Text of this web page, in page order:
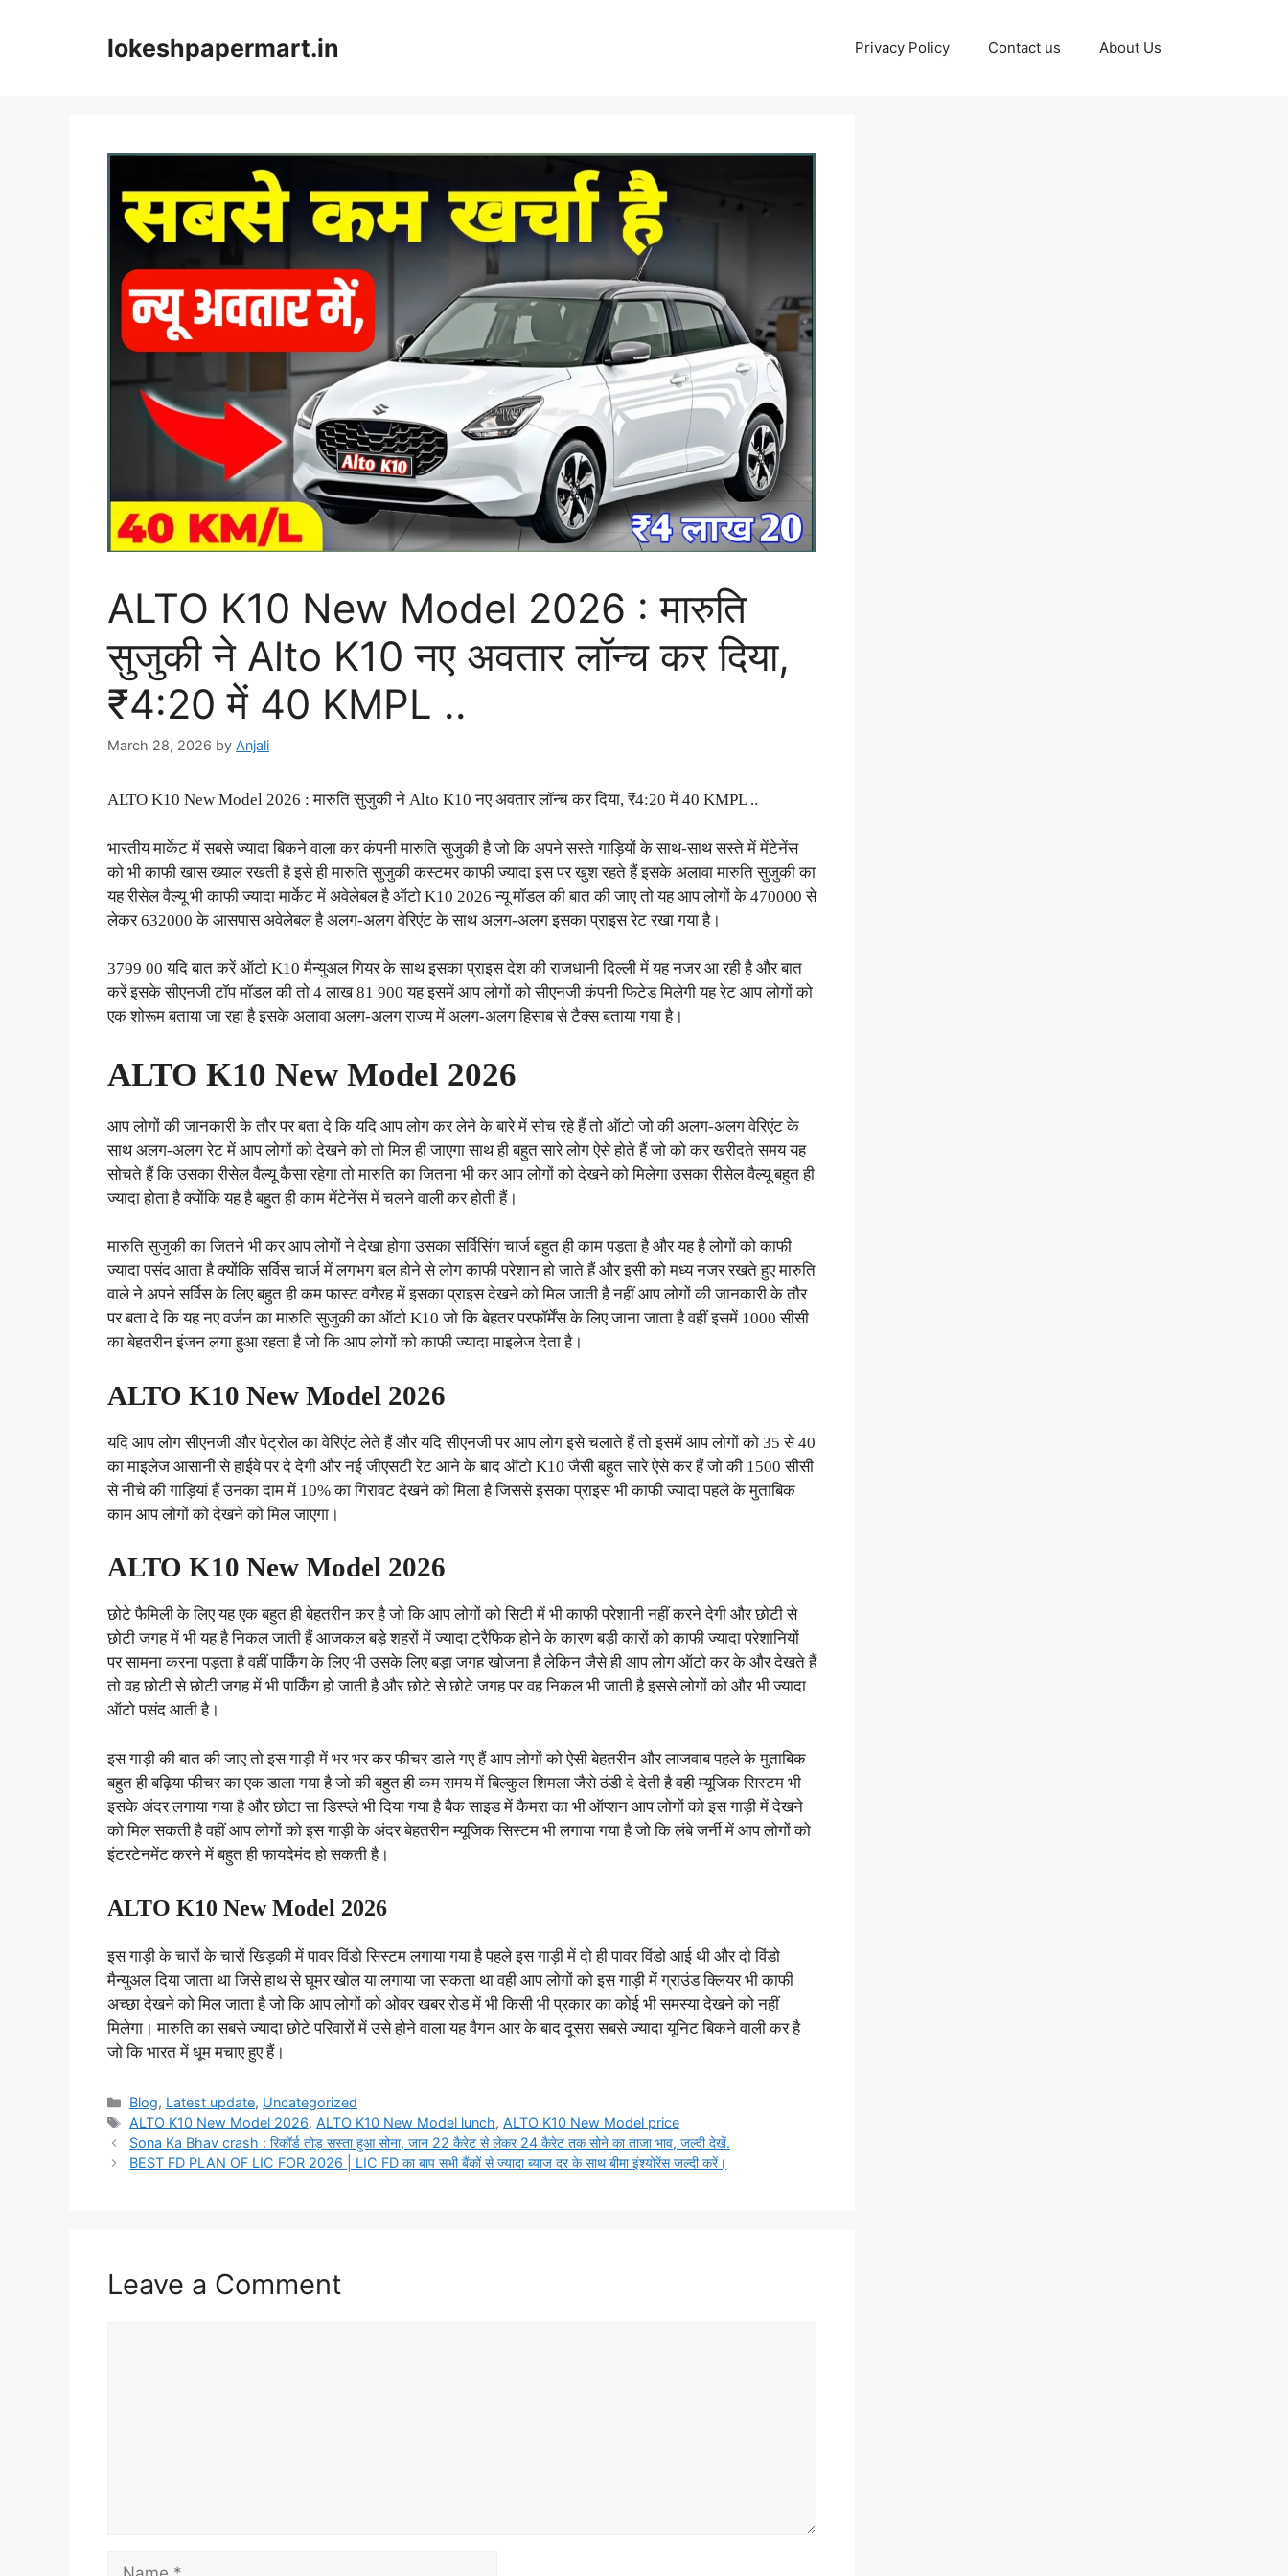
lokeshpapermart.in Privacy Policy Contact us About Us
ALTO K10 New Model 2026 : मारुति
सुजुकी ने Alto K10 नए अवतार लॉन्च कर दिया,
₹4:20 में 40 KMPL ..
March 28, 2026 by Anjali
ALTO K10 New Model 2026 : मारुति सुजुकी ने Alto K10 नए अवतार लॉन्च कर दिया, ₹4:20 में 40 KMPL ..
भारतीय मार्केट में सबसे ज्यादा बिकने वाला कर कंपनी मारुति सुजुकी है जो कि अपने सस्ते गाड़ियों के साथ-साथ सस्ते में मेंटेनेंस
को भी काफी खास ख्याल रखती है इसे ही मारुति सुजुकी कस्टमर काफी ज्यादा इस पर खुश रहते हैं इसके अलावा मारुति सुजुकी का
यह रीसेल वैल्यू भी काफी ज्यादा मार्केट में अवेलेबल है ऑटो K10 2026 न्यू मॉडल की बात की जाए तो यह आप लोगों के 470000 से
लेकर 632000 के आसपास अवेलेबल है अलग-अलग वेरिएंट के साथ अलग-अलग इसका प्राइस रेट रखा गया है।
3799 00 यदि बात करें ऑटो K10 मैन्युअल गियर के साथ इसका प्राइस देश की राजधानी दिल्ली में यह नजर आ रही है और बात
करें इसके सीएनजी टॉप मॉडल की तो 4 लाख 81 900 यह इसमें आप लोगों को सीएनजी कंपनी फिटेड मिलेगी यह रेट आप लोगों को
एक शोरूम बताया जा रहा है इसके अलावा अलग-अलग राज्य में अलग-अलग हिसाब से टैक्स बताया गया है।
ALTO K10 New Model 2026
आप लोगों की जानकारी के तौर पर बता दे कि यदि आप लोग कर लेने के बारे में सोच रहे हैं तो ऑटो जो की अलग-अलग वेरिएंट के
साथ अलग-अलग रेट में आप लोगों को देखने को तो मिल ही जाएगा साथ ही बहुत सारे लोग ऐसे होते हैं जो को कर खरीदते समय यह
सोचते हैं कि उसका रीसेल वैल्यू कैसा रहेगा तो मारुति का जितना भी कर आप लोगों को देखने को मिलेगा उसका रीसेल वैल्यू बहुत ही
ज्यादा होता है क्योंकि यह है बहुत ही काम मेंटेनेंस में चलने वाली कर होती हैं।
मारुति सुजुकी का जितने भी कर आप लोगों ने देखा होगा उसका सर्विसिंग चार्ज बहुत ही काम पड़ता है और यह है लोगों को काफी
ज्यादा पसंद आता है क्योंकि सर्विस चार्ज में लगभग बल होने से लोग काफी परेशान हो जाते हैं और इसी को मध्य नजर रखते हुए मारुति
वाले ने अपने सर्विस के लिए बहुत ही कम फास्ट वगैरह में इसका प्राइस देखने को मिल जाती है नहीं आप लोगों की जानकारी के तौर
पर बता दे कि यह नए वर्जन का मारुति सुजुकी का ऑटो K10 जो कि बेहतर परफॉर्मेंस के लिए जाना जाता है वहीं इसमें 1000 सीसी
का बेहतरीन इंजन लगा हुआ रहता है जो कि आप लोगों को काफी ज्यादा माइलेज देता है।
ALTO K10 New Model 2026
यदि आप लोग सीएनजी और पेट्रोल का वेरिएंट लेते हैं और यदि सीएनजी पर आप लोग इसे चलाते हैं तो इसमें आप लोगों को 35 से 40
का माइलेज आसानी से हाईवे पर दे देगी और नई जीएसटी रेट आने के बाद ऑटो K10 जैसी बहुत सारे ऐसे कर हैं जो की 1500 सीसी
से नीचे की गाड़ियां हैं उनका दाम में 10% का गिरावट देखने को मिला है जिससे इसका प्राइस भी काफी ज्यादा पहले के मुताबिक
काम आप लोगों को देखने को मिल जाएगा।
ALTO K10 New Model 2026
छोटे फैमिली के लिए यह एक बहुत ही बेहतरीन कर है जो कि आप लोगों को सिटी में भी काफी परेशानी नहीं करने देगी और छोटी से
छोटी जगह में भी यह है निकल जाती हैं आजकल बड़े शहरों में ज्यादा ट्रैफिक होने के कारण बड़ी कारों को काफी ज्यादा परेशानियों
पर सामना करना पड़ता है वहीं पार्किंग के लिए भी उसके लिए बड़ा जगह खोजना है लेकिन जैसे ही आप लोग ऑटो कर के और देखते हैं
तो वह छोटी से छोटी जगह में भी पार्किंग हो जाती है और छोटे से छोटे जगह पर वह निकल भी जाती है इससे लोगों को और भी ज्यादा
ऑटो पसंद आती है।
इस गाड़ी की बात की जाए तो इस गाड़ी में भर भर कर फीचर डाले गए हैं आप लोगों को ऐसी बेहतरीन और लाजवाब पहले के मुताबिक
बहुत ही बढ़िया फीचर का एक डाला गया है जो की बहुत ही कम समय में बिल्कुल शिमला जैसे ठंडी दे देती है वही म्यूजिक सिस्टम भी
इसके अंदर लगाया गया है और छोटा सा डिस्प्ले भी दिया गया है बैक साइड में कैमरा का भी ऑप्शन आप लोगों को इस गाड़ी में देखने
को मिल सकती है वहीं आप लोगों को इस गाड़ी के अंदर बेहतरीन म्यूजिक सिस्टम भी लगाया गया है जो कि लंबे जर्नी में आप लोगों को
इंटरटेनमेंट करने में बहुत ही फायदेमंद हो सकती है।
ALTO K10 New Model 2026
इस गाड़ी के चारों के चारों खिड़की में पावर विंडो सिस्टम लगाया गया है पहले इस गाड़ी में दो ही पावर विंडो आई थी और दो विंडो
मैन्युअल दिया जाता था जिसे हाथ से घूमर खोल या लगाया जा सकता था वही आप लोगों को इस गाड़ी में ग्राउंड क्लियर भी काफी
अच्छा देखने को मिल जाता है जो कि आप लोगों को ओवर खबर रोड में भी किसी भी प्रकार का कोई भी समस्या देखने को नहीं
मिलेगा। मारुति का सबसे ज्यादा छोटे परिवारों में उसे होने वाला यह वैगन आर के बाद दूसरा सबसे ज्यादा यूनिट बिकने वाली कर है
जो कि भारत में धूम मचाए हुए हैं।
Categories
Blog, Latest update, Uncategorized
Tags
ALTO K10 New Model 2026, ALTO K10 New Model lunch, ALTO K10 New Model price
Sona Ka Bhav crash : रिकॉर्ड तोड़ सस्ता हुआ सोना, जान 22 कैरेट से लेकर 24 कैरेट तक सोने का ताजा भाव, जल्दी देखें.
BEST FD PLAN OF LIC FOR 2026 | LIC FD का बाप सभी बैंकों से ज्यादा ब्याज दर के साथ बीमा इंश्योरेंस जल्दी करें।
Leave a Comment
Name